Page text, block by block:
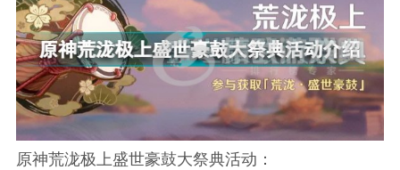
原神荒泷极上盛世豪鼓大祭典活动：